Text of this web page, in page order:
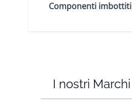
Componenti imbottiti
I nostri Marchi